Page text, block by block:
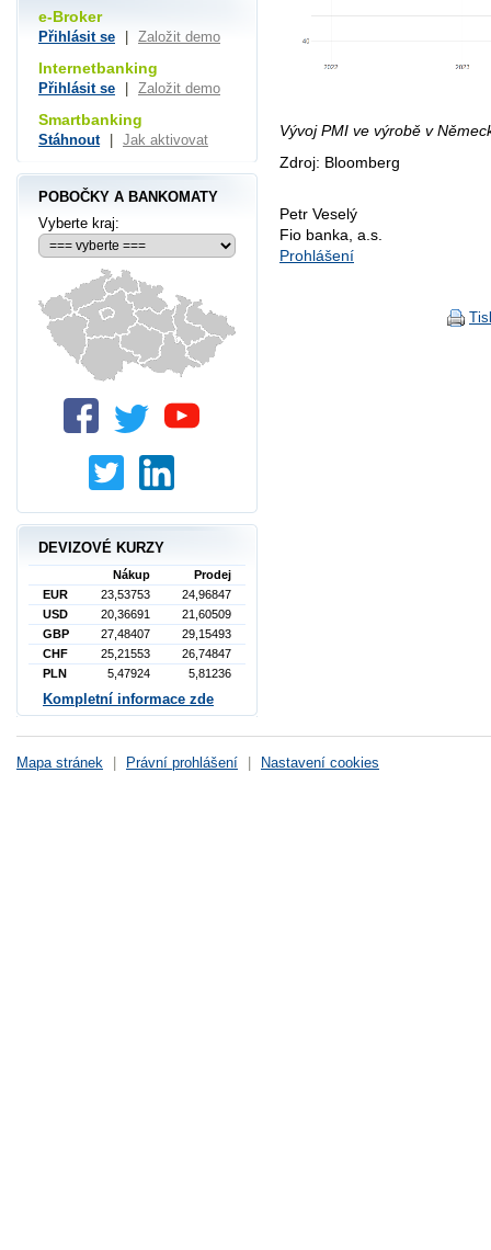
Vývoj PMI ve výrobě v
Zdroj: Bloomberg
Petr Veselý
Fio banka, a.s.
Prohlášení
e-Broker
Přihlásit se Založit demo
Internetbanking
Přihlásit se Založit demo
Smartbanking
Stáhnout Jak aktivovat
POBOČKY A BANKOMATY
Vyberte kraj:
DEVIZOVÉ KURZY
Nákup
Prodej
EUR
23,53753
24,96847
USD
20,36691
21,60509
GBP
27,48407
29,15493
CHF
25,21553
26,74847
PLN
5,47924 5,81236
Kompletní informace zde
Mapa stránek Právní prohlášení Nastavení cookies